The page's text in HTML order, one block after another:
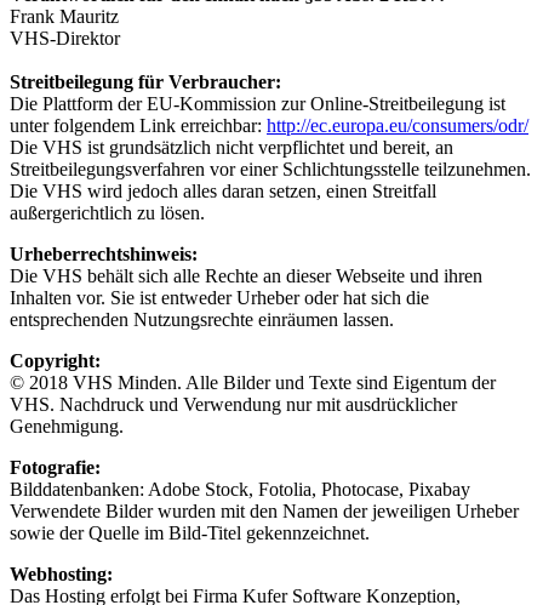
Frank Mauritz
VHS-Direktor
Streitbeilegung für Verbraucher:
Die Plattform der EU-Kommission zur Online-Streitbeilegung ist
unter folgendem Link erreichbar: http://ec.europa.eu/consumers/odr/
Die VHS ist grundsätzlich nicht verpflichtet und bereit, an
Streitbeilegungsverfahren vor einer Schlichtungsstelle teilzunehmen.
Die VHS wird jedoch alles daran setzen, einen Streitfall
außergerichtlich zu lösen.
Urheberrechtshinweis:
Die VHS behält sich alle Rechte an dieser Webseite und ihren
Inhalten vor. Sie ist entweder Urheber oder hat sich die
entsprechenden Nutzungsrechte einräumen lassen.
Copyright:
© 2018 VHS Minden. Alle Bilder und Texte sind Eigentum der
VHS. Nachdruck und Verwendung nur mit ausdrücklicher
Genehmigung.
Fotografie:
Bilddatenbanken: Adobe Stock, Fotolia, Photocase, Pixabay
Verwendete Bilder wurden mit den Namen der jeweiligen Urheber
sowie der Quelle im Bild-Titel gekennzeichnet.
Webhosting:
Das Hosting erfolgt bei Firma Kufer Software Konzeption,